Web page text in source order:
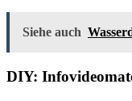
Siehe auch
DIY: